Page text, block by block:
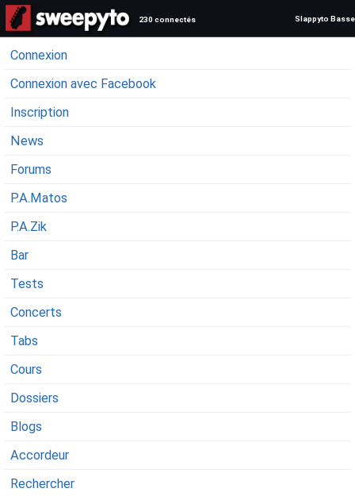
230 connectés Slappyto Basse
Connexion
Connexion avec Facebook
Inscription
News
Forums
P.A.Matos
P.A.Zik
Bar
Tests
Concerts
Tabs
Cours
Dossiers
Blogs
Accordeur
Rechercher